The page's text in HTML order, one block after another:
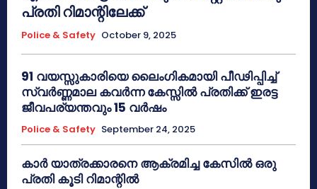
പ്രതി റിമാന്റിലേക്ക്
Police & Safety October 9, 2025
91 വയസ്സുകാരിയെ ലൈംഗികമായി പീഢിപ്പിച്ച്
സ്വർണ്ണമാല കവർന്ന കേസ്സിൽ പ്രതിക്ക് ഇരട്ട
ജീവപര്യന്തവും 15 വർഷം
Police & Safety September 24, 2025
കാർ യാത്രക്കാരനെ ആക്രമിച്ച കേസിൽ ഒരു
പ്രതി കൂടി റിമാന്റിൽ